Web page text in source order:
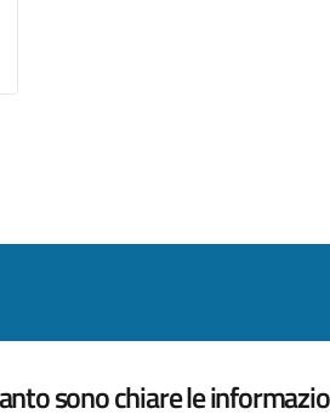
sono chiare le